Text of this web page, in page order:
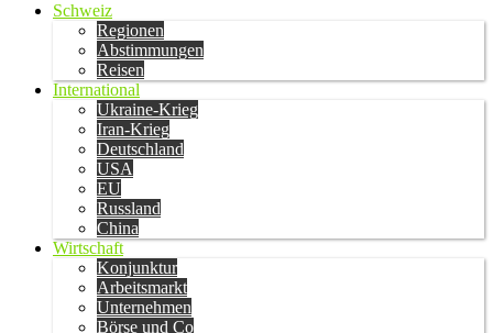
Schweiz
Regionen
Abstimmungen
Reisen
International
Ukraine-Krieg
Iran-Krieg
Deutschland
USA
EU
Russland
China
Wirtschaft
Konjunktur
Arbeitsmarkt
Unternehmen
Börse und Co